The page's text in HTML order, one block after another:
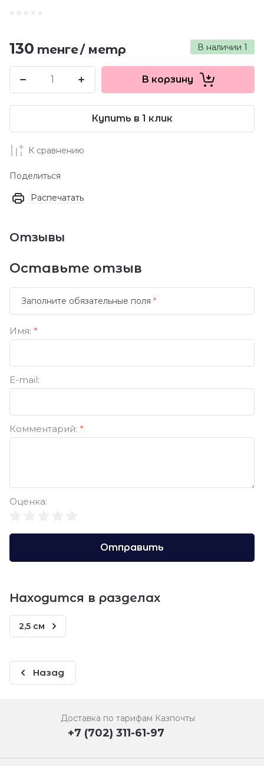
В наличии 1
130 тенге/метр
В корзину
Купить в 1 клик
К сравнению
Поделиться
Распечатать
Отзывы
Оставьте отзыв
Заполните обязательные поля *
Имя: *
E-mail:
Комментарий: *
Оценка:
Отправить
Находится в разделах
2,5 см
Назад
Доставка по тарифам Казпочты
+7 (702) 311-61-97